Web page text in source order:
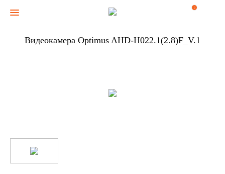
0
Видеокамера Optimus AHD-H022.1(2.8)F_V.1